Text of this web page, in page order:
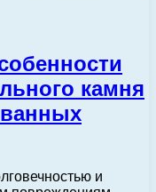
камня
и